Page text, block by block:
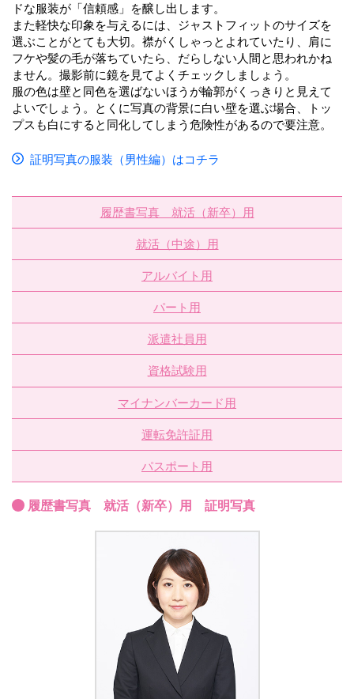
ドな服装が「信頼感」を醸し出します。
また軽快な印象を与えるには、ジャストフィットのサイズを
選ぶことがとても大切。襟がくしゃっとよれていたり、肩に
フケや髪の毛が落ちていたら、だらしない人間と思われかね
ません。撮影前に鏡を見てよくチェックしましょう。
服の色は壁と同色を選ばないほうが輪郭がくっきりと見えて
よいでしょう。とくに写真の背景に白い壁を選ぶ場合、トッ
プスも白にすると同化してしまう危険性があるので要注意。
証明写真の服装（男性編）はコチラ
履歴書写真 就活（新卒）用
就活（中途）用
アルバイト用
パート用
派遣社員用
資格試験用
マイナンバーカード用
運転免許証用
パスポート用
履歴書写真 就活（新卒）用 証明写真